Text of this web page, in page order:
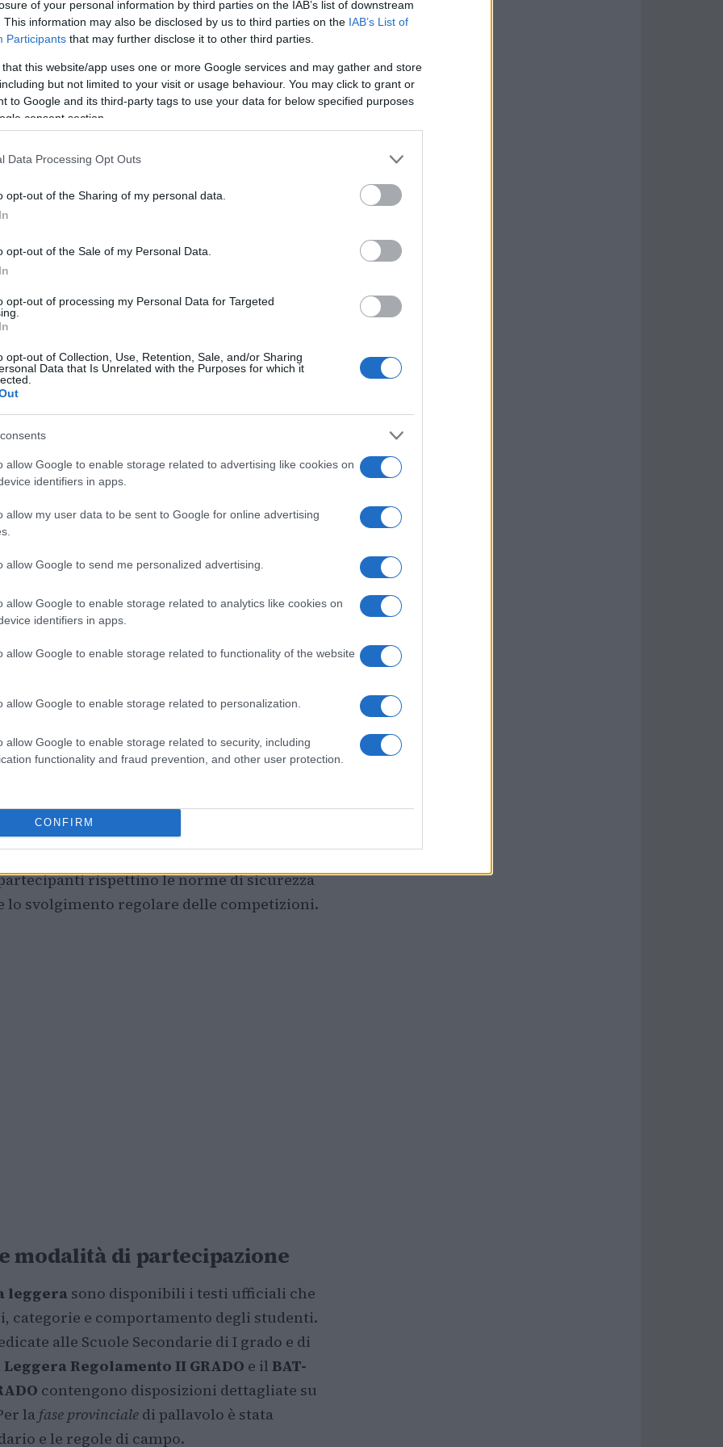
of your personal information by third parties on the IAB’s list of downstream
This information may also be disclosed by us to third parties on the IAB’s List of
Participants that may further disclose it to other third parties.
that this website/app uses one or more Google services and may gather and store
but not limited to your visit or usage behaviour. You may click to grant or
to Google and its third-party tags to use your data for below specified purposes
consent section.
Data Processing Opt Outs
opt-out of the Sharing of my personal data.
opt-out of the Sale of my Personal Data.
opt-out of processing my Personal Data for Targeted
opt-out of Collection, Use, Retention, Sale, and/or Sharing
Data that Is Unrelated with the Purposes for which it
allow Google to enable storage related to advertising like cookies on
identifiers in apps.
allow my user data to be sent to Google for online advertising
allow Google to send me personalized advertising.
allow Google to enable storage related to analytics like cookies on
identifiers in apps.
allow Google to enable storage related to functionality of the website
allow Google to enable storage related to personalization.
allow Google to enable storage related to security, including
functionality and fraud prevention, and other user protection.
CONFIRM
, le modalità organizzative e iregolamentiper
, riguardano in particolare la
Secondarie di I e II grado. Qui trovate un
e dei documenti scaricabili.
date di riferimento
, la giornata provinciale è fissata per
. Questa indicazione è riportata nel file
il riferimento ufficiale per
dipallavolocoinvolge le Scuole
sono stati trasmessi il
le scuole sono invitate a presentarsi con
documento allegato denominato
le procedure operative e gli orari delle
rispettino le norme di sicurezza
lo svolgimento regolare delle competizioni.
modalità di partecipazione
leggera sono disponibili i testi ufficiali che
e comportamento degli studenti.
alle Scuole Secondarie di I grado e di
Regolamento II GRADO e il BAT-
contengono disposizioni dettagliate su
lafase provinciale di pallavolo è stata
e le regole di campo.